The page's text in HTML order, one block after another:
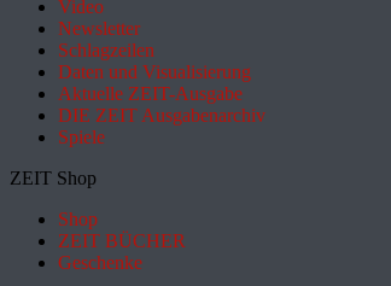
Video
Newsletter
Schlagzeilen
Daten und Visualisierung
Aktuelle ZEIT-Ausgabe
DIE ZEIT Ausgabenarchiv
Spiele
ZEIT Shop
Shop
ZEIT BÜCHER
Geschenke